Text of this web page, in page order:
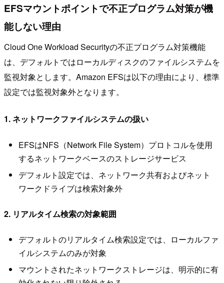
EFSマウントポイントで不正プログラム対策が機
能しない理由
Cloud One Workload Securityの不正プログラム対策機能
は、デフォルトではローカルディスクのファイルシステムを
監視対象とします。Amazon EFSは以下の理由により、標準
設定では監視対象外となります。
1. ネットワークファイルシステムの扱い
EFSはNFS（Network File System）プロトコルを使用
するネットワークベースのストレージサービス
デフォルト設定では、ネットワーク共有およびネット
ワークドライブは検索対象外
2. リアルタイム検索の対象範囲
デフォルトのリアルタイム検索設定では、ローカルファ
イルシステムのみが対象
マウントされたネットワークストレージは、明示的に有